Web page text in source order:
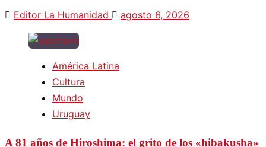
Editor La Humanidad agosto 6, 2026
América Latina
Cultura
Mundo
Uruguay
A 81 años de Hiroshima: el grito de los «hibakusha»